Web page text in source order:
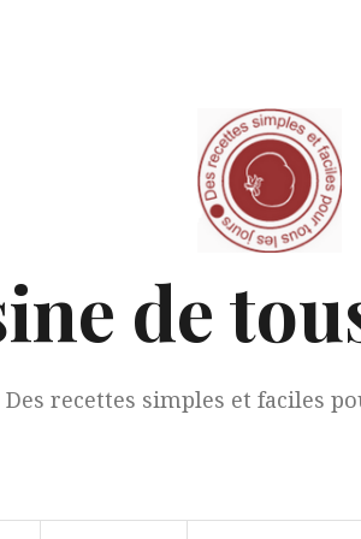
de
Des recettes simples et faciles